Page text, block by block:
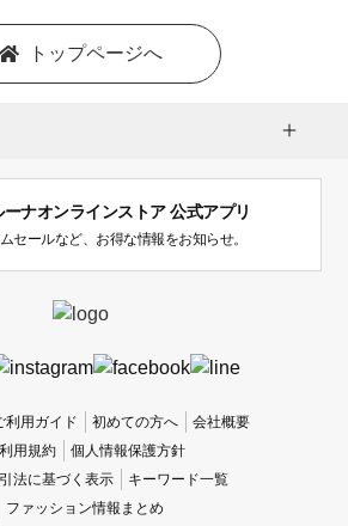
トップページへ
ーナオンラインストア 公式アプリ
セールなど、お得な情報をお知らせ。
利用ガイド 初めての方へ
会社概要
用規約
個人情報保護方針
法に基づく表示
キーワード一覧
ファッション情報まとめ